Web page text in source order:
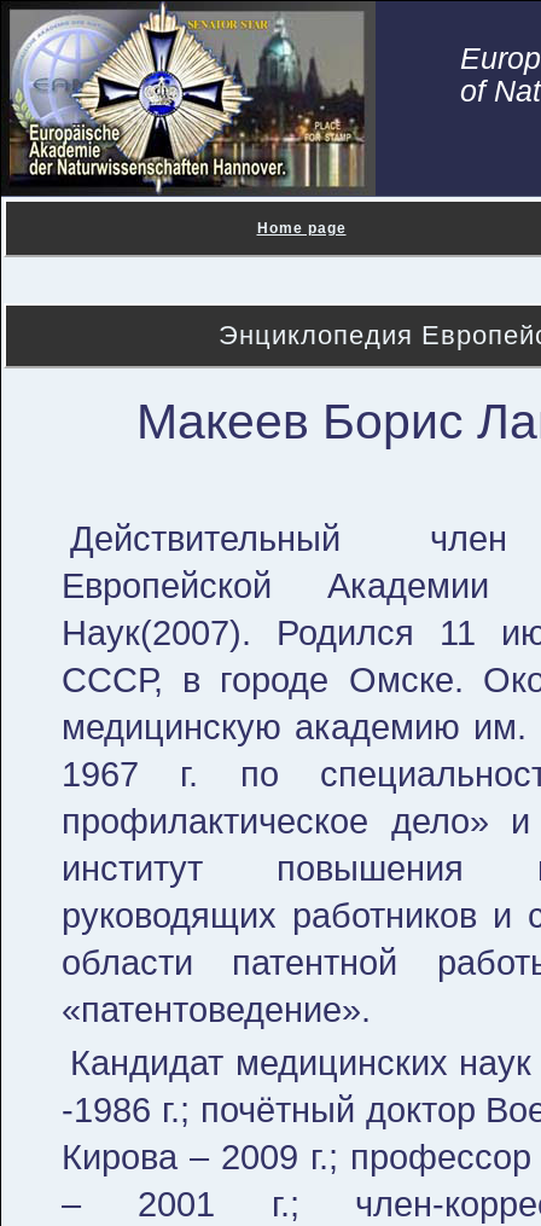
of
Home page
Энциклопедия
Макеев Борис
Действительный
Европейской Академии
Наук(2007). Родился 11
СССР, в городе Омске.
медицинскую академию
1967 г. по
профилактическое дело»
институт повышения
руководящих работников и
области патентной
«патентоведение».
Кандидат медицинских
-1986 г.; почётный доктор
Кирова – 2009 г.;
– 2001 г.; член-